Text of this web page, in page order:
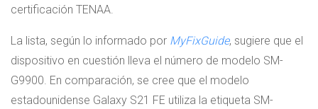
certificación TENAA.
La lista, según lo informado por MyFixGuide, sugiere que el
dispositivo en cuestión lleva el número de modelo SM-
G9900. En comparación, se cree que el modelo
estadounidense Galaxy S21 FE utiliza la etiqueta SM-